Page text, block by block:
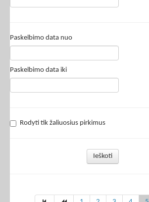
Paskelbimo data nuo
Paskelbimo data iki
Rodyti tik žaliuosius pirkimus
Ieškoti